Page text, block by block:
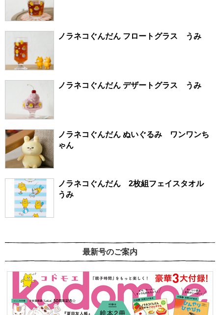
ノラネコぐんだん フロートグラス うみ
ノラネコぐんだん デザートグラス うみ
ノラネコぐんだん ぬいぐるみ ワンワンち
ゃん
ノラネコぐんだん 2枚組フェイスタオル
うみ
最新号のご案内